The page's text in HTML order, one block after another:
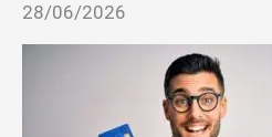
28/06/2026